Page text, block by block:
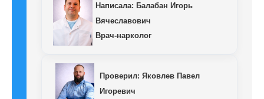
Написала: Балабан Игорь
Вячеславович
Врач-нарколог
Проверил: Яковлев Павел
Игоревич